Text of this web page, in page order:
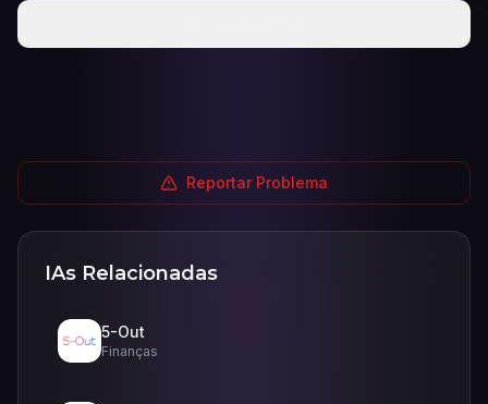
Reportar Problema
IAs Relacionadas
5-Out
Finanças